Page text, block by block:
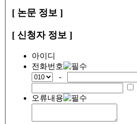
[ 논문 정보 ]
[ 신청자 정보 ]
아이디
전화번호
-
오류내용